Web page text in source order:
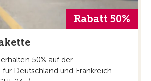
Rabatt 50%
50% auf der
Deutschland und Frankreich